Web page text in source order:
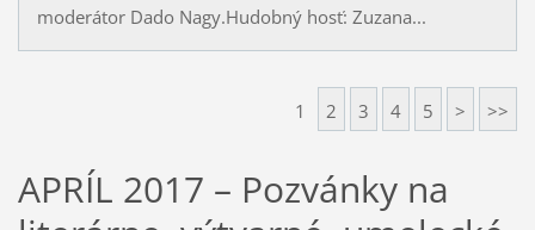
moderátor Dado Nagy.Hudobný hosť: Zuzana...
1 2 3 4 5 > >>
APRÍL 2017 – Pozvánky na